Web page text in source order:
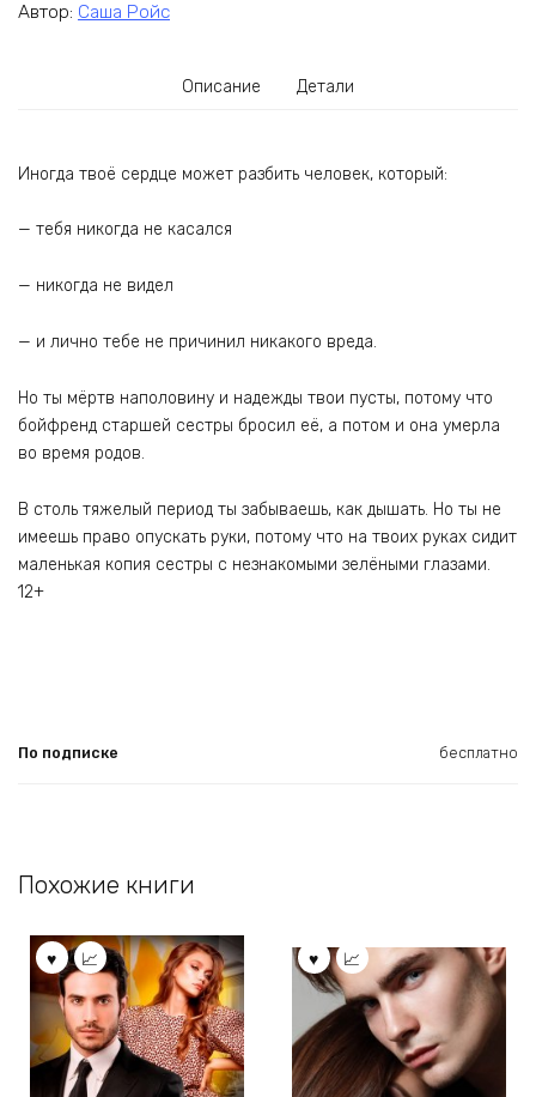
Автор: Саша Ройс
Описание Детали
Иногда твоё сердце может разбить человек, который:
— тебя никогда не касался
— никогда не видел
— и лично тебе не причинил никакого вреда.
Но ты мёртв наполовину и надежды твои пусты, потому что
бойфренд старшей сестры бросил её, а потом и она умерла
во время родов.
В столь тяжелый период ты забываешь, как дышать. Но ты не
имеешь право опускать руки, потому что на твоих руках сидит
маленькая копия сестры с незнакомыми зелёными глазами.
12+
По подписке бесплатно
Похожие книги